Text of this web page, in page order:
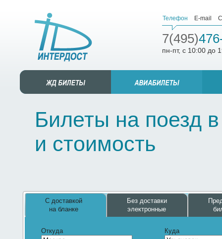
Телефон E-mail
7(495)
пн-пт, с 10:00 до
Билеты на поезд
и стоимость
С доставкой
на бланке
Без доставки
электронные
Откуда Куда